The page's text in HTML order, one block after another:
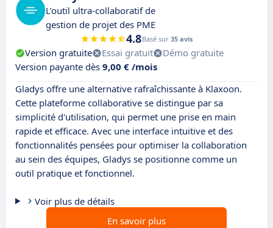
L’outil ultra-collaboratif de
gestion de projet des PME
4.8Basé sur 35 avis
Version gratuite Essai gratuit
Démo gratuite
Version payante dès 9,00 € /mois
Gladys offre une alternative rafraîchissante à Klaxoon.
Cette plateforme collaborative se distingue par sa
simplicité d'utilisation, qui permet une prise en main
rapide et efficace. Avec une interface intuitive et des
fonctionnalités pensées pour optimiser la collaboration
au sein des équipes, Gladys se positionne comme un
outil pratique et fonctionnel.
Voir plus de détails
En savoir plus